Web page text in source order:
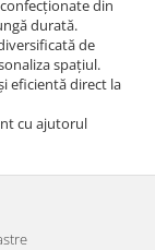
din
durată.
de
spațiul.
eficientă direct la
cu ajutorul